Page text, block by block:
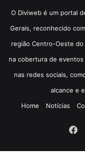
​O Diviweb é um portal
Gerais, reconhecido
região Centro-Oeste
na cobertura de
nas redes sociais,
alcance e
Home
Notícias